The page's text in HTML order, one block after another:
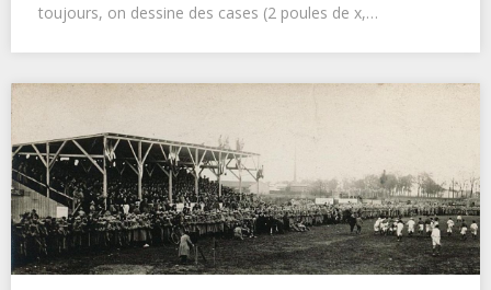
toujours, on dessine des cases (2 poules de x,…